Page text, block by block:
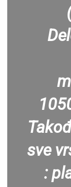
sve
: